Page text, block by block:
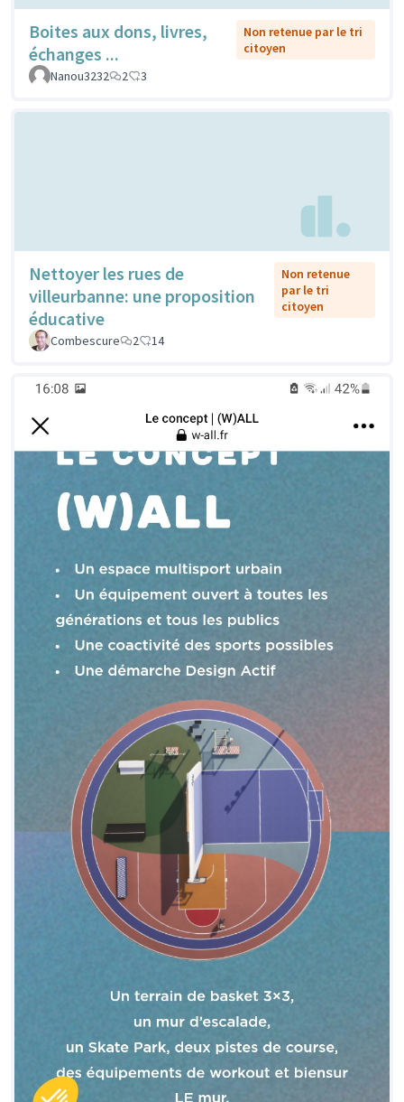
Boites aux dons, livres,
échanges ...
Non retenue par le tri
citoyen
Nanou3232
2 3
Nettoyer les rues de
villeurbanne: une proposition
éducative
Non retenue
par le tri
citoyen
Combescure 2 14